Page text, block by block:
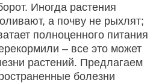
Иногда растения
а почву не рыхлят;
полноценного питания
– все это может
растений. Предлагаем
болезни